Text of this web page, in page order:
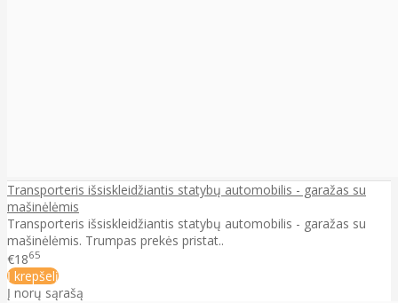
Transporteris išsiskleidžiantis statybų automobilis - garažas su
mašinėlėmis
Transporteris išsiskleidžiantis statybų automobilis - garažas su
mašinėlėmis. Trumpas prekės pristat..
€1865
Į krepšelį
Į norų sąrašą